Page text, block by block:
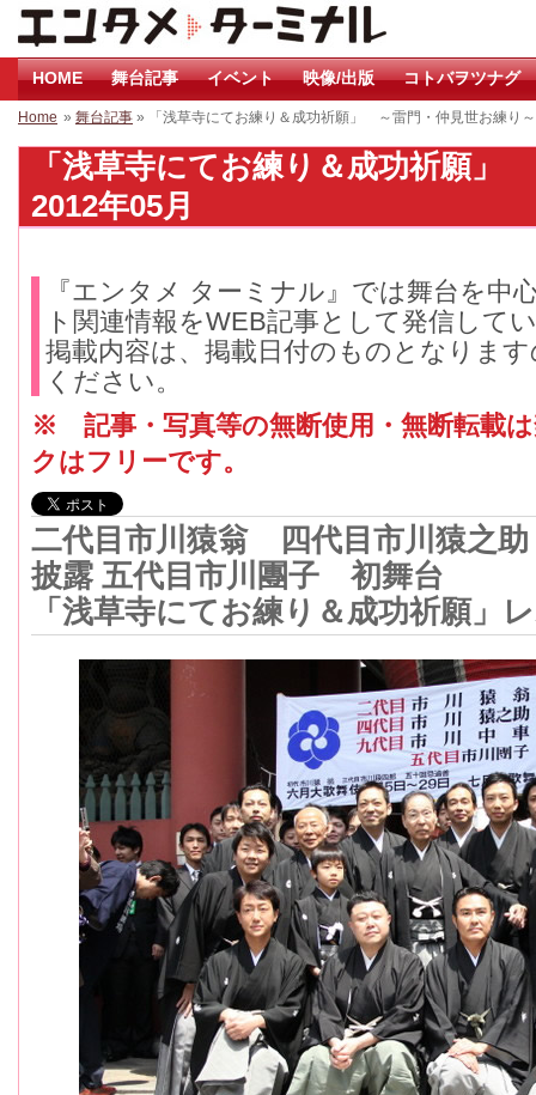
HOME 舞台記事 イベント 映像/出版 コトバヲツナグ
Home » 舞台記事 » 「浅草寺にてお練り＆成功祈願」 ～雷門・仲見世お練り～
「浅草寺にてお練り＆成功祈願
2012年05月
『エンタメ ターミナル』では舞台を中
ト関連情報をWEB記事として発信して
掲載内容は、掲載日付のものとなりま
ください。
※ 記事・写真等の無断使用・無断転載
クはフリーです。
二代目市川猿翁 四代目市川猿之
披露 五代目市川團子 初舞台
「浅草寺にてお練り＆成功祈願」